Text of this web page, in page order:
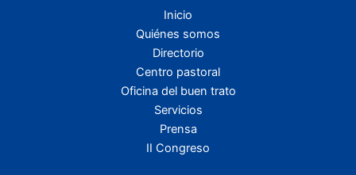
Inicio
Quiénes somos
Directorio
Centro pastoral
Oficina del buen trato
Servicios
Prensa
II Congreso